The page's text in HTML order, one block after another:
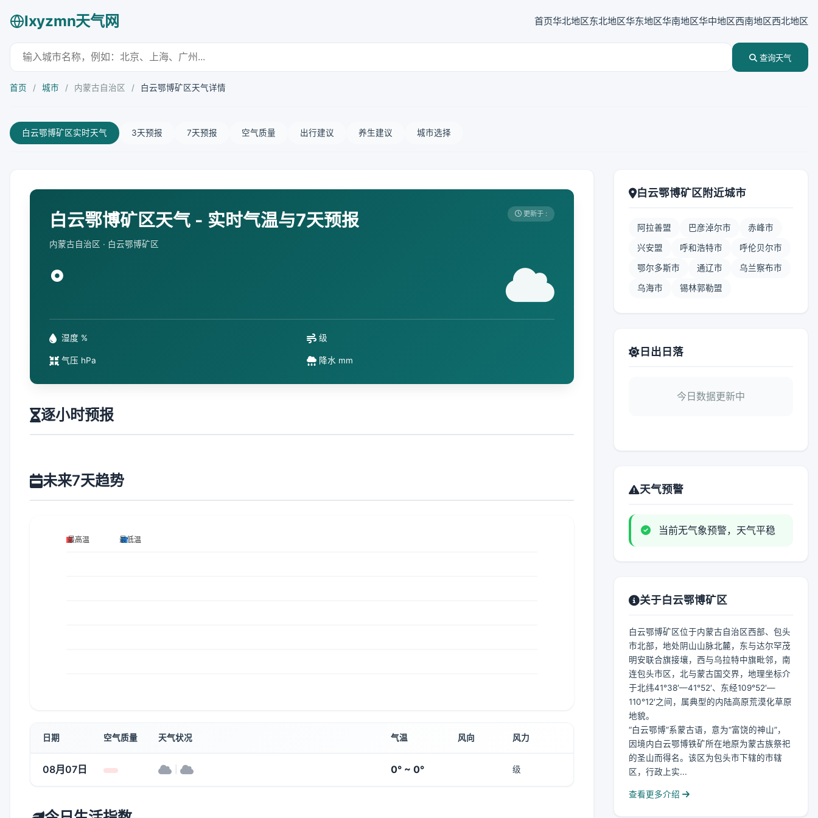
lxyzmn天气网 首页华北地区东北地区华东地区华南地区华中地区西南地区西北地区
查询天气
首页 / 城市 / 内蒙古自治区 / 白云鄂博矿区天气详情
白云鄂博矿区实时天气 3天预报 7天预报 空气质量 出行建议 养生建议 城市选择
白云鄂博矿区天气 - 实时气温与7天预报
内蒙古自治区 · 白云鄂博矿区
更新于 :
°
湿度 % 级
气压 hPa 降水 mm
逐小时预报
未来7天趋势
日期 空气质量 天气状况 气温 风向 风力
08月07日 0° ~ 0° 级
白云鄂博矿区附近城市
阿拉善盟 巴彦淖尔市 赤峰市
兴安盟 呼和浩特市 呼伦贝尔市
鄂尔多斯市 通辽市 乌兰察布市
乌海市 锡林郭勒盟
日出日落
今日数据更新中
天气预警
当前无气象预警，天气平稳
关于白云鄂博矿区
白云鄂博矿区位于内蒙古自治区西部、包头
市北部，地处阴山山脉北麓，东与达尔罕茂
明安联合旗接壤，西与乌拉特中旗毗邻，南
连包头市区，北与蒙古国交界，地理坐标介
于北纬41°38′—41°52′、东经109°52′—
110°12′之间，属典型的内陆高原荒漠化草原
地貌。
“白云鄂博”系蒙古语，意为“富饶的神山”，
因境内白云鄂博铁矿所在地原为蒙古族祭祀
的圣山而得名。该区为包头市下辖的市辖
区，行政上实...
查看更多介绍